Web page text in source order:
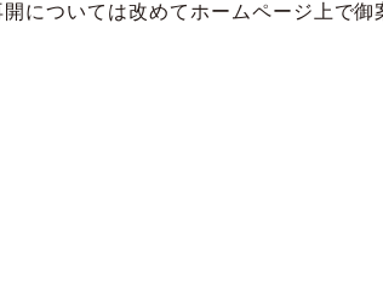
については改めてホームページ上で御